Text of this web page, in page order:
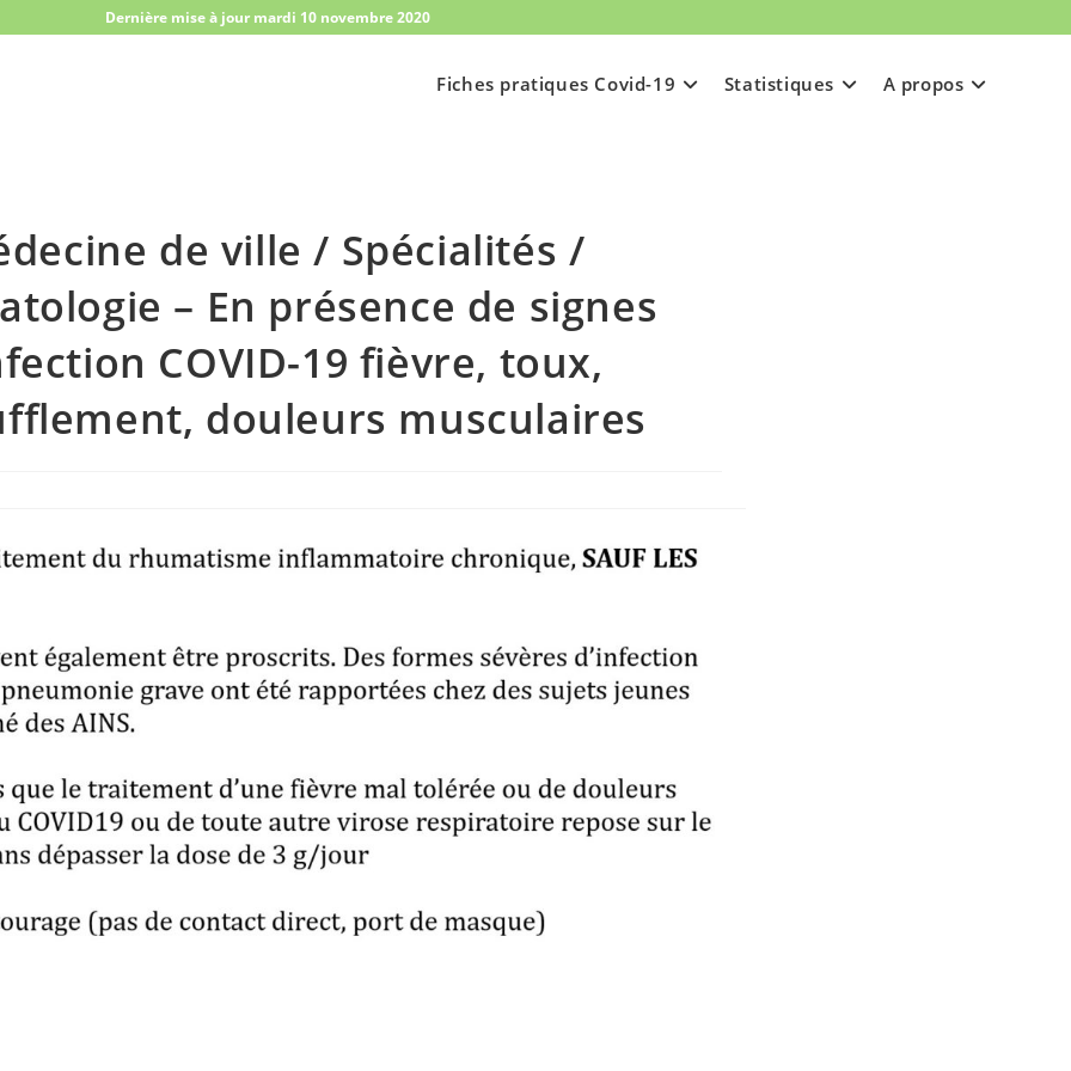
Dernière mise à jour mardi 10 novembre 2020
Fiches pratiques Covid-19 Statistiques A propos
de ville / Spécialités /
– En présence de signes
COVID-19 fièvre, toux,
douleurs musculaires